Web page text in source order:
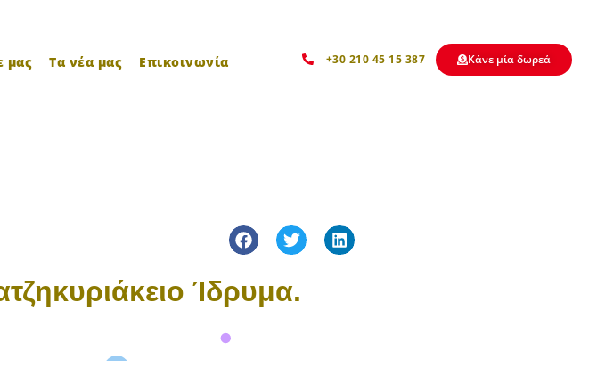
μας Τα νέα μας Επικοινωνία +30 210 45 15 387 Kάνε μία δωρεά
Ίδρυμα.